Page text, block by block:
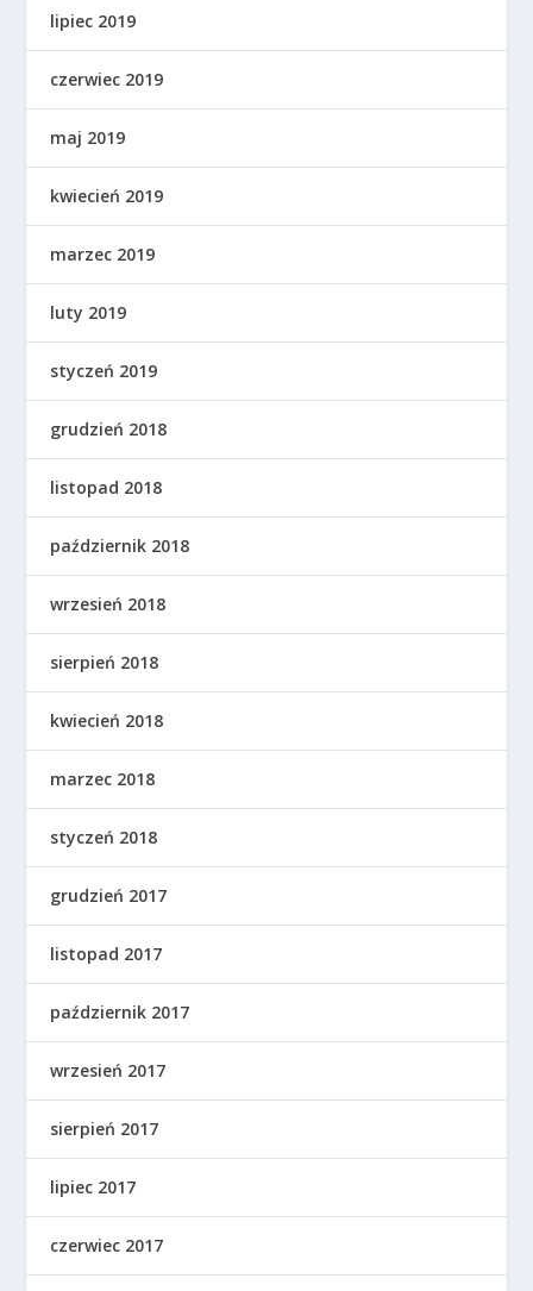
lipiec 2019
czerwiec 2019
maj 2019
kwiecień 2019
marzec 2019
luty 2019
styczeń 2019
grudzień 2018
listopad 2018
październik 2018
wrzesień 2018
sierpień 2018
kwiecień 2018
marzec 2018
styczeń 2018
grudzień 2017
listopad 2017
październik 2017
wrzesień 2017
sierpień 2017
lipiec 2017
czerwiec 2017